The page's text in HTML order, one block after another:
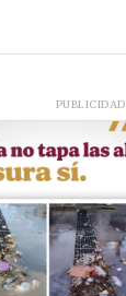
PUBLICIDAD